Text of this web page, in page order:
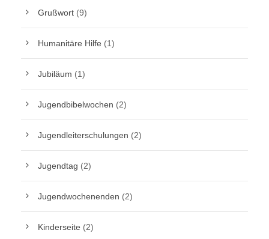
Grußwort (9)
Humanitäre Hilfe (1)
Jubiläum (1)
Jugendbibelwochen (2)
Jugendleiterschulungen (2)
Jugendtag (2)
Jugendwochenenden (2)
Kinderseite (2)